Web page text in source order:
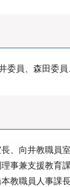
委員、森田委
、向井教職員
事兼支援教育
教職員人事課